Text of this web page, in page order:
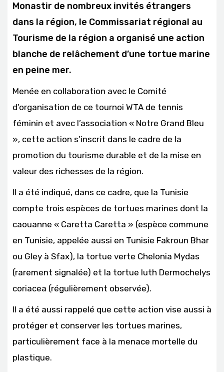
Monastir de nombreux invités étrangers
dans la région, le Commissariat régional au
Tourisme de la région a organisé une action
blanche de relâchement d’une tortue marine
en peine mer.
Menée en collaboration avec le Comité
d’organisation de ce tournoi WTA de tennis
féminin et avec l’association « Notre Grand Bleu
», cette action s’inscrit dans le cadre de la
promotion du tourisme durable et de la mise en
valeur des richesses de la région.
Il a été indiqué, dans ce cadre, que la Tunisie
compte trois espèces de tortues marines dont la
caouanne « Caretta Caretta » (espèce commune
en Tunisie, appelée aussi en Tunisie Fakroun Bhar
ou Gley à Sfax), la tortue verte Chelonia Mydas
(rarement signalée) et la tortue luth Dermochelys
coriacea (régulièrement observée).
Il a été aussi rappelé que cette action vise aussi à
protéger et conserver les tortues marines,
particulièrement face à la menace mortelle du
plastique.